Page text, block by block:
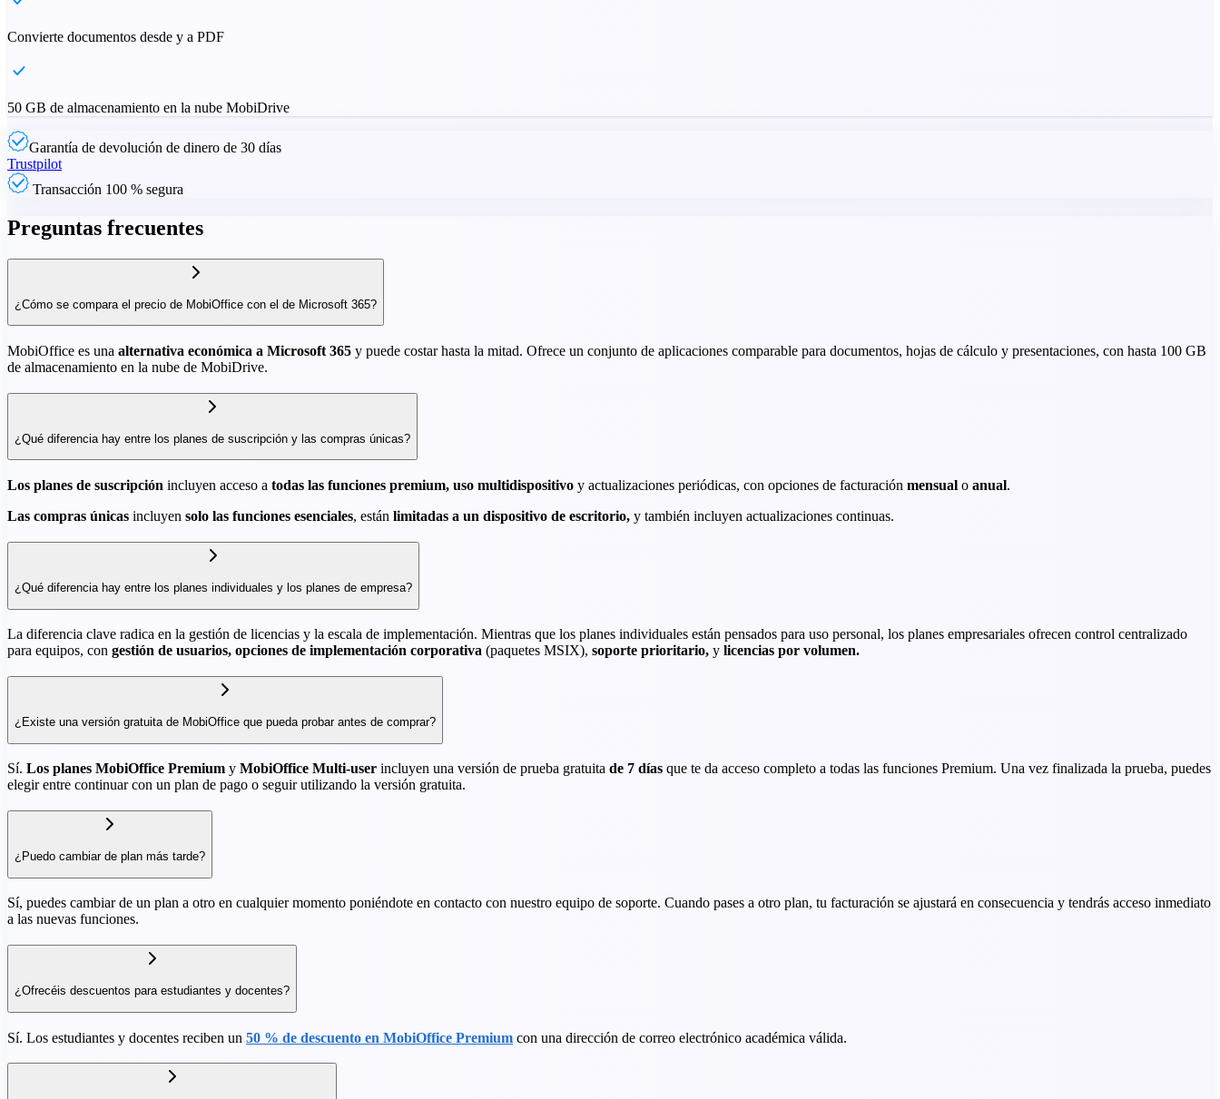
Convierte documentos desde y a PDF
50 GB de almacenamiento en la nube MobiDrive
Garantía de devolución de dinero de 30 días
Trustpilot
Transacción 100 % segura
Preguntas frecuentes
¿Cómo se compara el precio de MobiOffice con el de Microsoft 365?
MobiOffice es una alternativa económica a Microsoft 365 y puede costar hasta la mitad. Ofrece un conjunto de aplicaciones comparable para documentos, hojas de cálculo y presentaciones, con hasta 100 GB
de almacenamiento en la nube de MobiDrive.
¿Qué diferencia hay entre los planes de suscripción y las compras únicas?
Los planes de suscripción incluyen acceso a todas las funciones premium, uso multidispositivo y actualizaciones periódicas, con opciones de facturación mensual o anual.
Las compras únicas incluyen solo las funciones esenciales, están limitadas a un dispositivo de escritorio, y también incluyen actualizaciones continuas.
¿Qué diferencia hay entre los planes individuales y los planes de empresa?
La diferencia clave radica en la gestión de licencias y la escala de implementación. Mientras que los planes individuales están pensados para uso personal, los planes empresariales ofrecen control centralizado
para equipos, con gestión de usuarios, opciones de implementación corporativa (paquetes MSIX), soporte prioritario, y licencias por volumen.
¿Existe una versión gratuita de MobiOffice que pueda probar antes de comprar?
Sí. Los planes MobiOffice Premium y MobiOffice Multi-user incluyen una versión de prueba gratuita de 7 días que te da acceso completo a todas las funciones Premium. Una vez finalizada la prueba, puedes
elegir entre continuar con un plan de pago o seguir utilizando la versión gratuita.
¿Puedo cambiar de plan más tarde?
Sí, puedes cambiar de un plan a otro en cualquier momento poniéndote en contacto con nuestro equipo de soporte. Cuando pases a otro plan, tu facturación se ajustará en consecuencia y tendrás acceso inmediato
a las nuevas funciones.
¿Ofrecéis descuentos para estudiantes y docentes?
Sí. Los estudiantes y docentes reciben un 50 % de descuento en MobiOffice Premium con una dirección de correo electrónico académica válida.